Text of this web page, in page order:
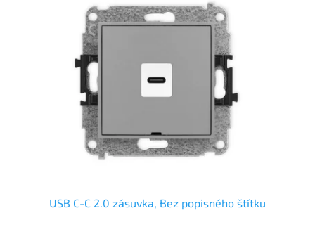
USB C-C 2.0 zásuvka, Bez popisného štítku